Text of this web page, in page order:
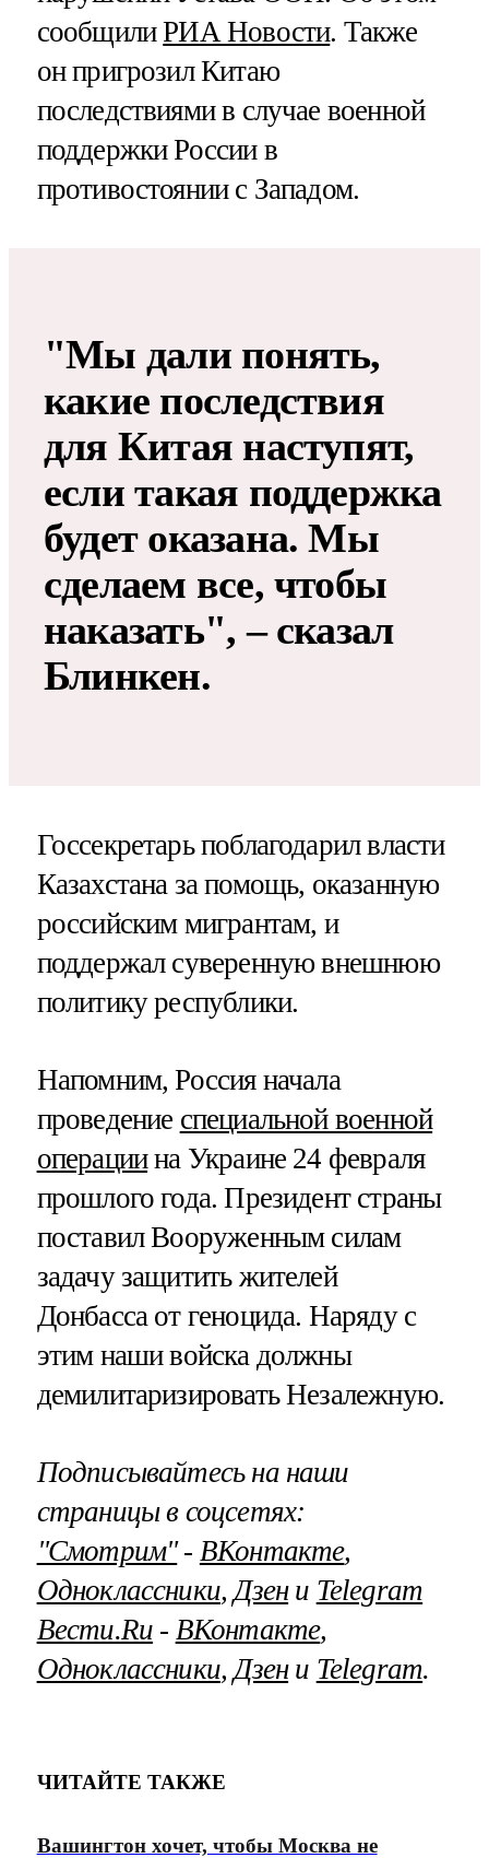
сообщилиРИА Новости. Также
он пригрозил Китаю
последствиями в случае военной
поддержки России в
противостоянии с Западом.
"Мы дали понять,
какие последствия
для Китая наступят,
если такая поддержка
будет оказана. Мы
сделаем все, чтобы
наказать", – сказал
Блинкен.
Госсекретарь поблагодарил власти
Казахстана за помощь, оказанную
российским мигрантам, и
поддержал суверенную внешнюю
политику республики.
Напомним, Россия начала
проведение специальной военной
операциина Украине 24 февраля
прошлого года. Президент страны
поставил Вооруженным силам
задачу защитить жителей
Донбасса от геноцида. Наряду с
этим наши войска должны
демилитаризировать Незалежную.
Подписывайтесь на наши
страницы в соцсетях:
"Смотрим"‐ ВКонтакте,
Одноклассники, Дзени Telegram
Вести.Ru ‐ ВКонтакте,
Одноклассники, Дзени Telegram.
ЧИТАЙТЕ ТАКЖЕ
Вашингтон хочет, чтобы Москва не